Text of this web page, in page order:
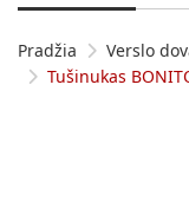
Pradžia Verslo
Tušinukas